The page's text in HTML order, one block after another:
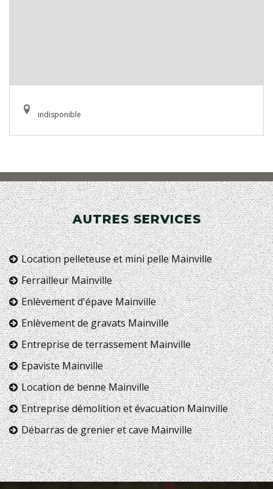
indisponible
AUTRES SERVICES
Location pelleteuse et mini pelle Mainville
Ferrailleur Mainville
Enlèvement d'épave Mainville
Enlèvement de gravats Mainville
Entreprise de terrassement Mainville
Epaviste Mainville
Location de benne Mainville
Entreprise démolition et évacuation Mainville
Débarras de grenier et cave Mainville